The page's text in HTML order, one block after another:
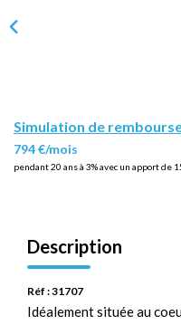
Simulation de
794 €/mois
pendant 20 ans à 3% avec un apport de
Description
Réf : 31707
Idéalement située au